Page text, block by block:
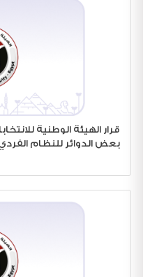
بعض الدوائر للنظام